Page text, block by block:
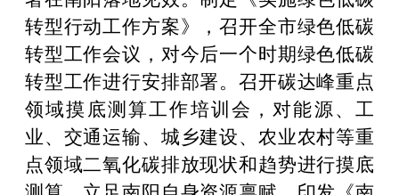
转型行动工作方案》，召开全市绿色低碳
转型工作会议，对今后一个时期绿色低碳
转型工作进行安排部署。召开碳达峰重点
领域摸底测算工作培训会，对能源、工
业、交通运输、城乡建设、农业农村等重
点领域二氧化碳排放现状和趋势进行摸底